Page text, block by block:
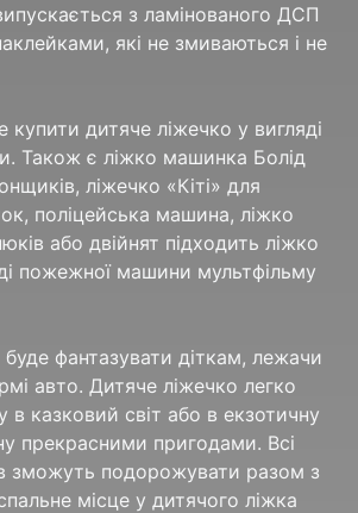
з ламінованого ДСП
які не змиваються і не
дитяче ліжечко у вигляді
Також є ліжко машинка Болід
ліжечко «Кіті» для
поліцейська машина, ліжко
або двійнят підходить ліжко
пожежної машини мультфільму
фантазувати діткам, лежачи
авто. Дитяче ліжечко легко
в казковий світ або в екзотичну
прекрасними пригодами. Всі
зможуть подорожувати разом з
місце у дитячого ліжка